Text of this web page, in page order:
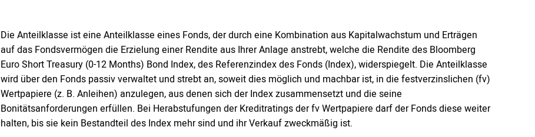
Die Anteilklasse ist eine Anteilklasse eines Fonds, der durch eine Kombination aus Kapitalwachstum und Erträgen
auf das Fondsvermögen die Erzielung einer Rendite aus Ihrer Anlage anstrebt, welche die Rendite des Bloomberg
Euro Short Treasury (0-12 Months) Bond Index, des Referenzindex des Fonds (Index), widerspiegelt. Die Anteilklasse
wird über den Fonds passiv verwaltet und strebt an, soweit dies möglich und machbar ist, in die festverzinslichen (fv)
Wertpapiere (z. B. Anleihen) anzulegen, aus denen sich der Index zusammensetzt und die seine
Bonitätsanforderungen erfüllen. Bei Herabstufungen der Kreditratings der fv Wertpapiere darf der Fonds diese weiter
halten, bis sie kein Bestandteil des Index mehr sind und ihr Verkauf zweckmäßig ist.